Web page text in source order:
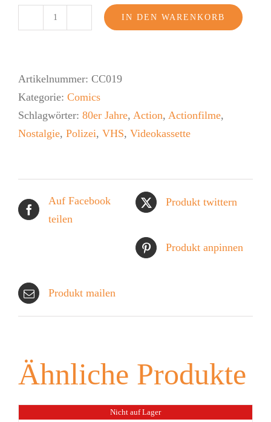
Menge
IN DEN WARENKORB
Artikelnummer: CC019
Kategorie: Comics
Schlagwörter: 80er Jahre, Action, Actionfilme,
Nostalgie, Polizei, VHS, Videokassette
Auf Facebook
teilen
Produkt twittern
Produkt anpinnen
Produkt mailen
Ähnliche Produkte
Nicht auf Lager